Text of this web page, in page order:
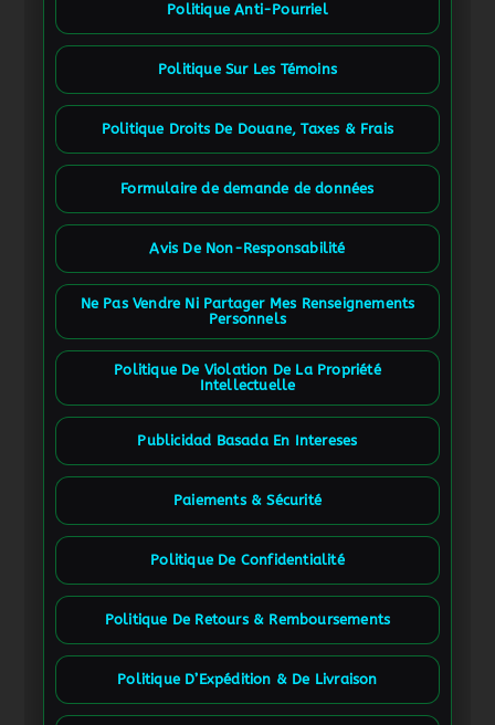
Politique Anti-Pourriel
Politique Sur Les Témoins
Politique Droits De Douane, Taxes & Frais
Formulaire de demande de données
Avis De Non-Responsabilité
Ne Pas Vendre Ni Partager Mes Renseignements
Personnels
Politique De Violation De La Propriété
Intellectuelle
Publicidad Basada En Intereses
Paiements & Sécurité
Politique De Confidentialité
Politique De Retours & Remboursements
Politique D’Expédition & De Livraison